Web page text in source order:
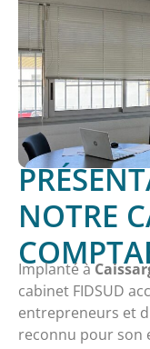
NOTRE
Implanté à
cabinet FIDSUD
entrepreneurs et
reconnu pour son